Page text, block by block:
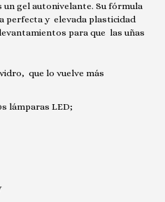
un gel autonivelante. Su fórmula
perfecta y elevada plasticidad
para que las uñas
que lo vuelve más
lámparas LED;